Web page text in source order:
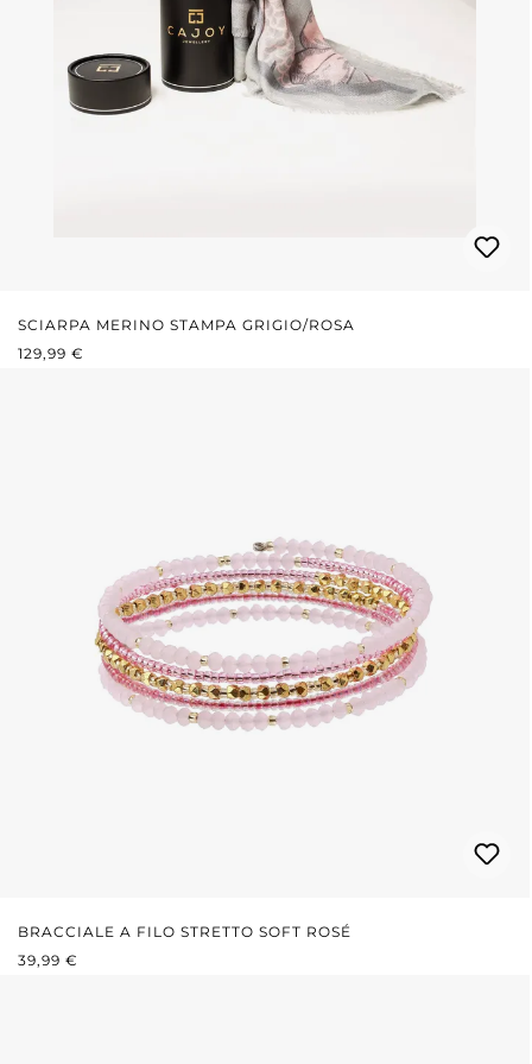
SCIARPA MERINO STAMPA GRIGIO/ROSA
PREZZO NORMALE:
129,99 €
BRACCIALE A FILO STRETTO SOFT ROSÉ
PREZZO NORMALE:
39,99 €